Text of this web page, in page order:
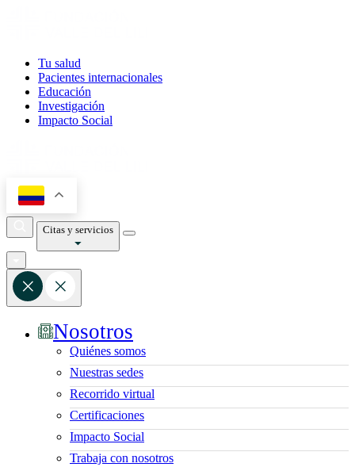
Tu salud
Pacientes internacionales
Educación
Investigación
Impacto Social
Citas y servicios
Nosotros
Quiénes somos
Nuestras sedes
Recorrido virtual
Certificaciones
Impacto Social
Trabaja con nosotros